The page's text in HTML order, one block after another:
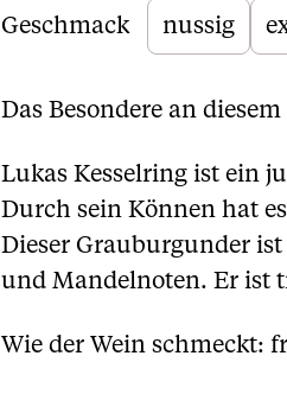
Beschreibung
Geschmack nussig
Das Besondere an diesem
Lukas Kesselring ist ein
Durch sein Können hat
Dieser Grauburgunder
und Mandelnoten. Er ist
Wie der Wein schmeckt: